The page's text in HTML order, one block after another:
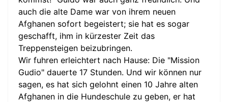
auch die alte Dame war von ihrem neuen
Afghanen sofort begeistert; sie hat es sogar
geschafft, ihm in kürzester Zeit das
Treppensteigen beizubringen.
Wir fuhren erleichtert nach Hause: Die "Mission
Gudio" dauerte 17 Stunden. Und wir können nur
sagen, es hat sich gelohnt einen 10 Jahre alten
Afghanen in die Hundeschule zu geben, er hat